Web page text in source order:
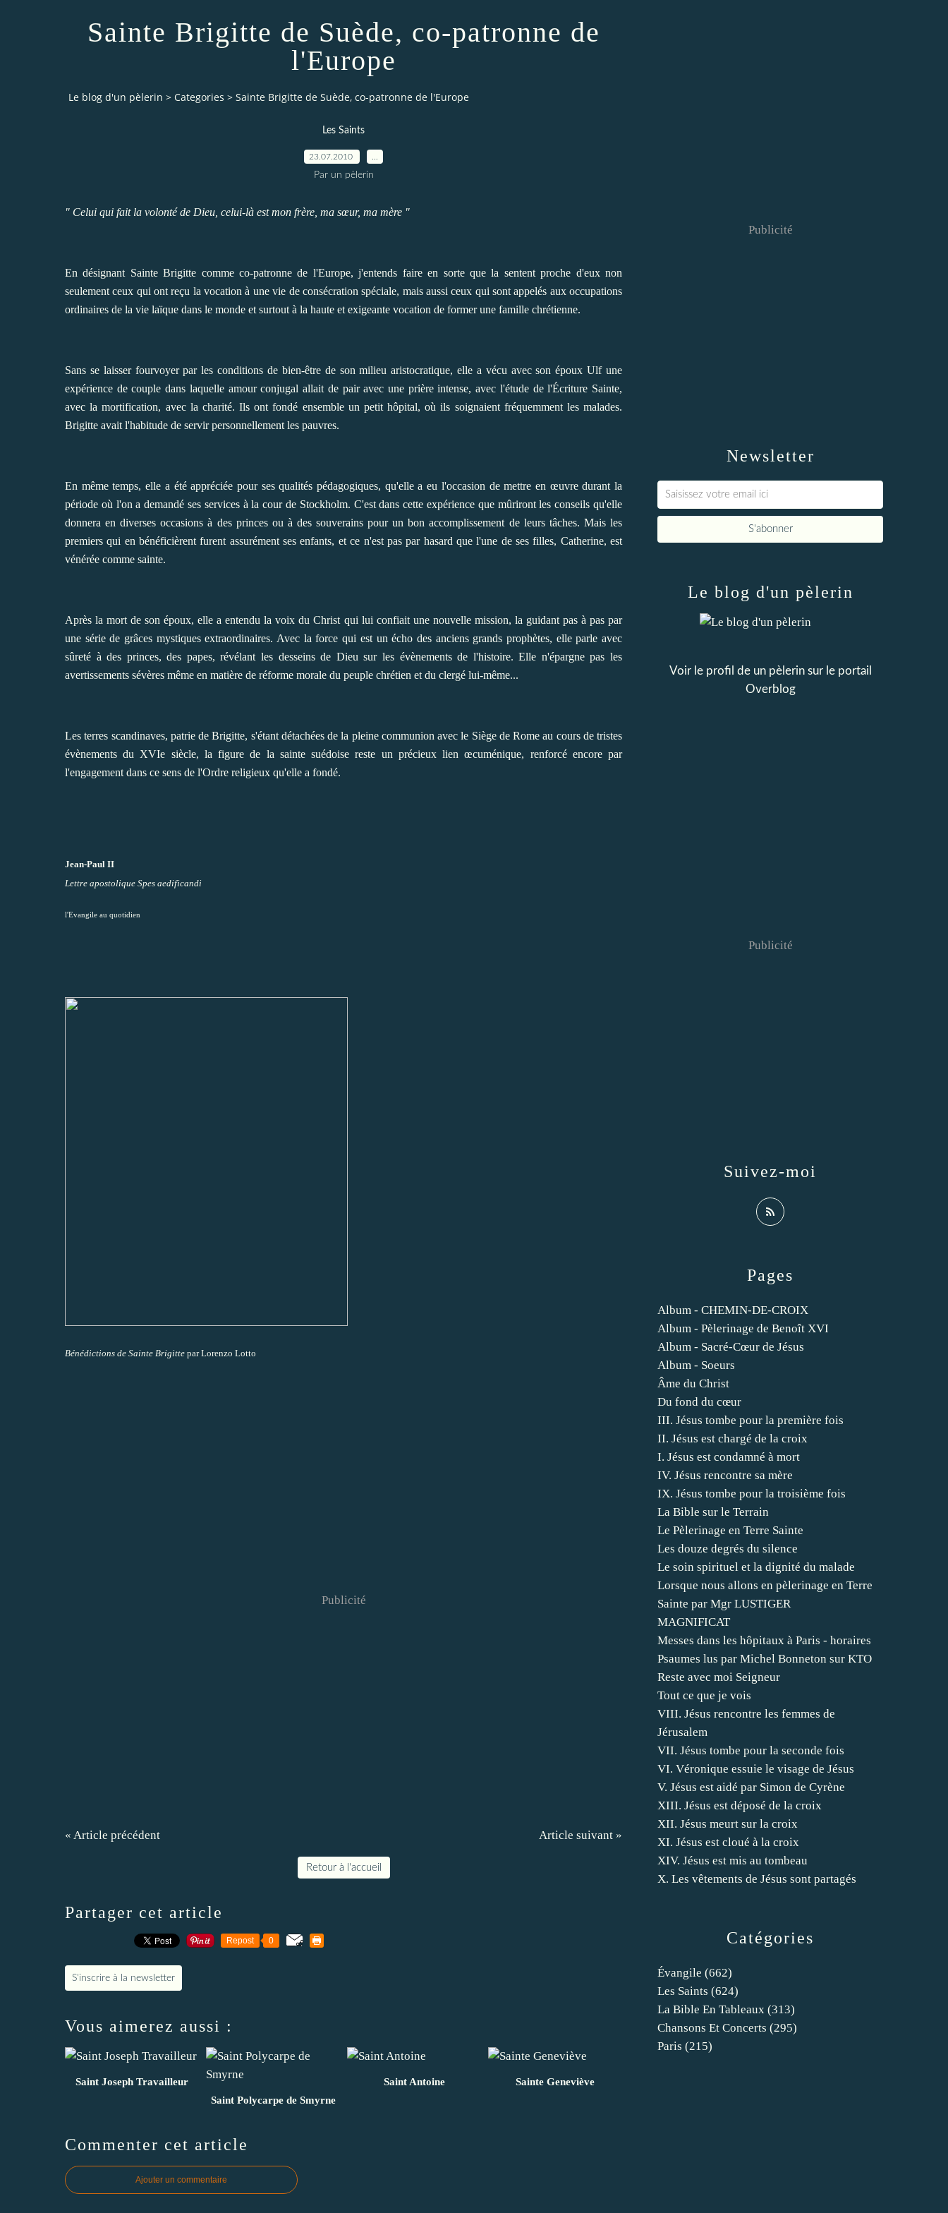
Sainte Brigitte de Suède, co-patronne de
l'Europe
Le blog d'un pèlerin > Categories > Sainte Brigitte de Suède, co-patronne de l'Europe
Les Saints
23.07.2010
Par un pèlerin
" Celui qui fait la volonté de Dieu, celui-là est mon frère, ma sœur, ma mère "
En désignant Sainte Brigitte comme co-patronne de l'Europe, j'entends faire en sorte que la sentent proche d'eux non
seulement ceux qui ont reçu la vocation à une vie de consécration spéciale, mais aussi ceux qui sont appelés aux occupations
ordinaires de la vie laïque dans le monde et surtout à la haute et exigeante vocation de former une famille chrétienne.
Sans se laisser fourvoyer par les conditions de bien-être de son milieu aristocratique, elle a vécu avec son époux Ulf une
expérience de couple dans laquelle amour conjugal allait de pair avec une prière intense, avec l'étude de l'Écriture Sainte,
avec la mortification, avec la charité. Ils ont fondé ensemble un petit hôpital, où ils soignaient fréquemment les malades.
Brigitte avait l'habitude de servir personnellement les pauvres.
En même temps, elle a été appréciée pour ses qualités pédagogiques, qu'elle a eu l'occasion de mettre en œuvre durant la
période où l'on a demandé ses services à la cour de Stockholm. C'est dans cette expérience que mûriront les conseils qu'elle
donnera en diverses occasions à des princes ou à des souverains pour un bon accomplissement de leurs tâches. Mais les
premiers qui en bénéficièrent furent assurément ses enfants, et ce n'est pas par hasard que l'une de ses filles, Catherine, est
vénérée comme sainte.
Après la mort de son époux, elle a entendu la voix du Christ qui lui confiait une nouvelle mission, la guidant pas à pas par
une série de grâces mystiques extraordinaires. Avec la force qui est un écho des anciens grands prophètes, elle parle avec
sûreté à des princes, des papes, révélant les desseins de Dieu sur les évènements de l'histoire. Elle n'épargne pas les
avertissements sévères même en matière de réforme morale du peuple chrétien et du clergé lui-même...
Les terres scandinaves, patrie de Brigitte, s'étant détachées de la pleine communion avec le Siège de Rome au cours de tristes
évènements du XVIe siècle, la figure de la sainte suédoise reste un précieux lien œcuménique, renforcé encore par
l'engagement dans ce sens de l'Ordre religieux qu'elle a fondé.
Jean-Paul II
Lettre apostolique Spes aedificandi
l'Evangile au quotidien
Bénédictions de Sainte Brigitte par Lorenzo Lotto
Publicité
« Article précédent Article suivant »
Retour à l'accueil
Partager cet article
Repost 0
S'inscrire à la newsletter
Vous aimerez aussi :
Saint Joseph Travailleur
Saint Polycarpe de Smyrne
Saint Antoine Sainte Geneviève
Commenter cet article
Ajouter un commentaire
Newsletter
Publicité
Catégories
Évangile (662)
Les Saints (624)
La Bible En Tableaux (313)
Chansons Et Concerts (295)
Paris (215)
Pages
Album - CHEMIN-DE-CROIX
Album - Pèlerinage de Benoît XVI
Album - Sacré-Cœur de Jésus
Album - Soeurs
Âme du Christ
Du fond du cœur
III. Jésus tombe pour la première fois
II. Jésus est chargé de la croix
I. Jésus est condamné à mort
IV. Jésus rencontre sa mère
IX. Jésus tombe pour la troisième fois
La Bible sur le Terrain
Le Pèlerinage en Terre Sainte
Les douze degrés du silence
Le soin spirituel et la dignité du malade
Lorsque nous allons en pèlerinage en Terre
Sainte par Mgr LUSTIGER
MAGNIFICAT
Messes dans les hôpitaux à Paris - horaires
Psaumes lus par Michel Bonneton sur KTO
Reste avec moi Seigneur
Tout ce que je vois
VIII. Jésus rencontre les femmes de
Jérusalem
VII. Jésus tombe pour la seconde fois
VI. Véronique essuie le visage de Jésus
V. Jésus est aidé par Simon de Cyrène
XIII. Jésus est déposé de la croix
XII. Jésus meurt sur la croix
XI. Jésus est cloué à la croix
XIV. Jésus est mis au tombeau
X. Les vêtements de Jésus sont partagés
Le blog d'un pèlerin
Voir le profil de un pèlerinsur le portail
Overblog
Suivez-moi
Publicité